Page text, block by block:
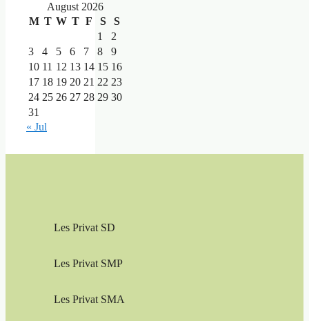
August 2026
M T W T F S
S
1
2
3
4 5 6 7 8
9
10 11 12 13 14 15 16
17 18 19 20 21 22 23
24 25 26 27 28 29 30
31
« Jul
Les Privat SD
Les Privat SMP
Les Privat SMA